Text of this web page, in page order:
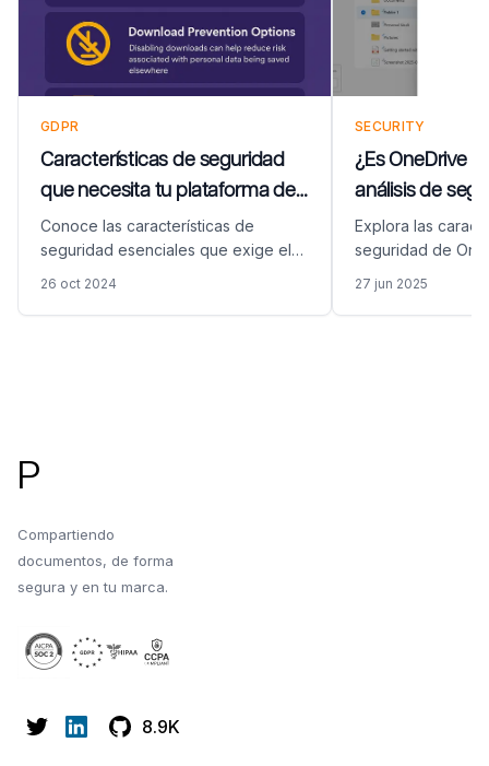
GDPR
Características de seguridad
que necesita tu plataforma de
compartición de documentos
para el Artículo 32 del RGPD
Conoce las características de
seguridad esenciales que exige el
documentos, incluyendo cifrado,
26 oct 2024
SECURITY
¿Es OneDrive
análisis de
para 2026
Explora las
seguridad de
documentos
sensibles.
27 jun 2025
P
Compartiendo
documentos, de forma
segura y en tu marca.
8.9K